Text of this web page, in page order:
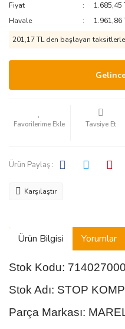
Fiyat
1.685,45
Havale
1.961,86
201,17 TL den başlayan
Tavsiye Et
Ürün Paylaş :
Karşılaştır
Ürün Bilgisi Yorumlar
Stok Kodu:
Stok Adı: STOP
Parça Markası: